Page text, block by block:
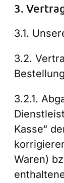
3.
3.1.
3.2.
3.2.1.
Kasse“
Waren)